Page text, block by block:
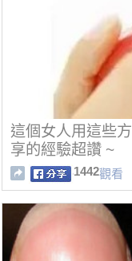
這個女人用這些
享的經驗超讚 ~
1442觀看